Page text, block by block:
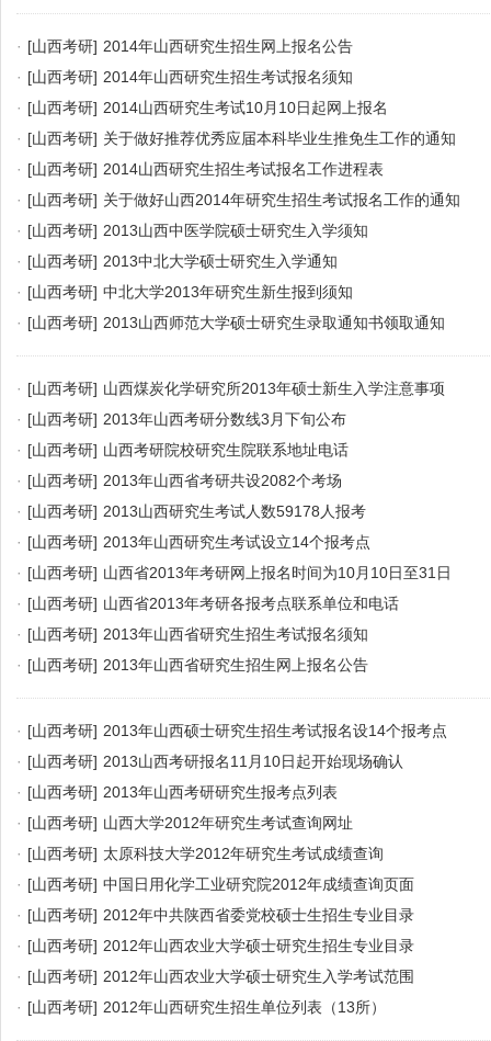
· [山西考研] 2014年山西研究生招生网上报名公告
· [山西考研] 2014年山西研究生招生考试报名须知
· [山西考研] 2014山西研究生考试10月10日起网上报名
· [山西考研] 关于做好推荐优秀应届本科毕业生推免生工作的通知
· [山西考研] 2014山西研究生招生考试报名工作进程表
· [山西考研] 关于做好山西2014年研究生招生考试报名工作的通知
· [山西考研] 2013山西中医学院硕士研究生入学须知
· [山西考研] 2013中北大学硕士研究生入学通知
· [山西考研] 中北大学2013年研究生新生报到须知
· [山西考研] 2013山西师范大学硕士研究生录取通知书领取通知
· [山西考研] 山西煤炭化学研究所2013年硕士新生入学注意事项
· [山西考研] 2013年山西考研分数线3月下旬公布
· [山西考研] 山西考研院校研究生院联系地址电话
· [山西考研] 2013年山西省考研共设2082个考场
· [山西考研] 2013山西研究生考试人数59178人报考
· [山西考研] 2013年山西研究生考试设立14个报考点
· [山西考研] 山西省2013年考研网上报名时间为10月10日至31日
· [山西考研] 山西省2013年考研各报考点联系单位和电话
· [山西考研] 2013年山西省研究生招生考试报名须知
· [山西考研] 2013年山西省研究生招生网上报名公告
· [山西考研] 2013年山西硕士研究生招生考试报名设14个报考点
· [山西考研] 2013山西考研报名11月10日起开始现场确认
· [山西考研] 2013年山西考研研究生报考点列表
· [山西考研] 山西大学2012年研究生考试查询网址
· [山西考研] 太原科技大学2012年研究生考试成绩查询
· [山西考研] 中国日用化学工业研究院2012年成绩查询页面
· [山西考研] 2012年中共陕西省委党校硕士生招生专业目录
· [山西考研] 2012年山西农业大学硕士研究生招生专业目录
· [山西考研] 2012年山西农业大学硕士研究生入学考试范围
· [山西考研] 2012年山西研究生招生单位列表（13所）